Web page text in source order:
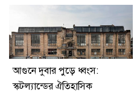
আগুনে দুবার পুড়ে ধ্বংস:
স্কটল্যান্ডের ঐতিহাসিক